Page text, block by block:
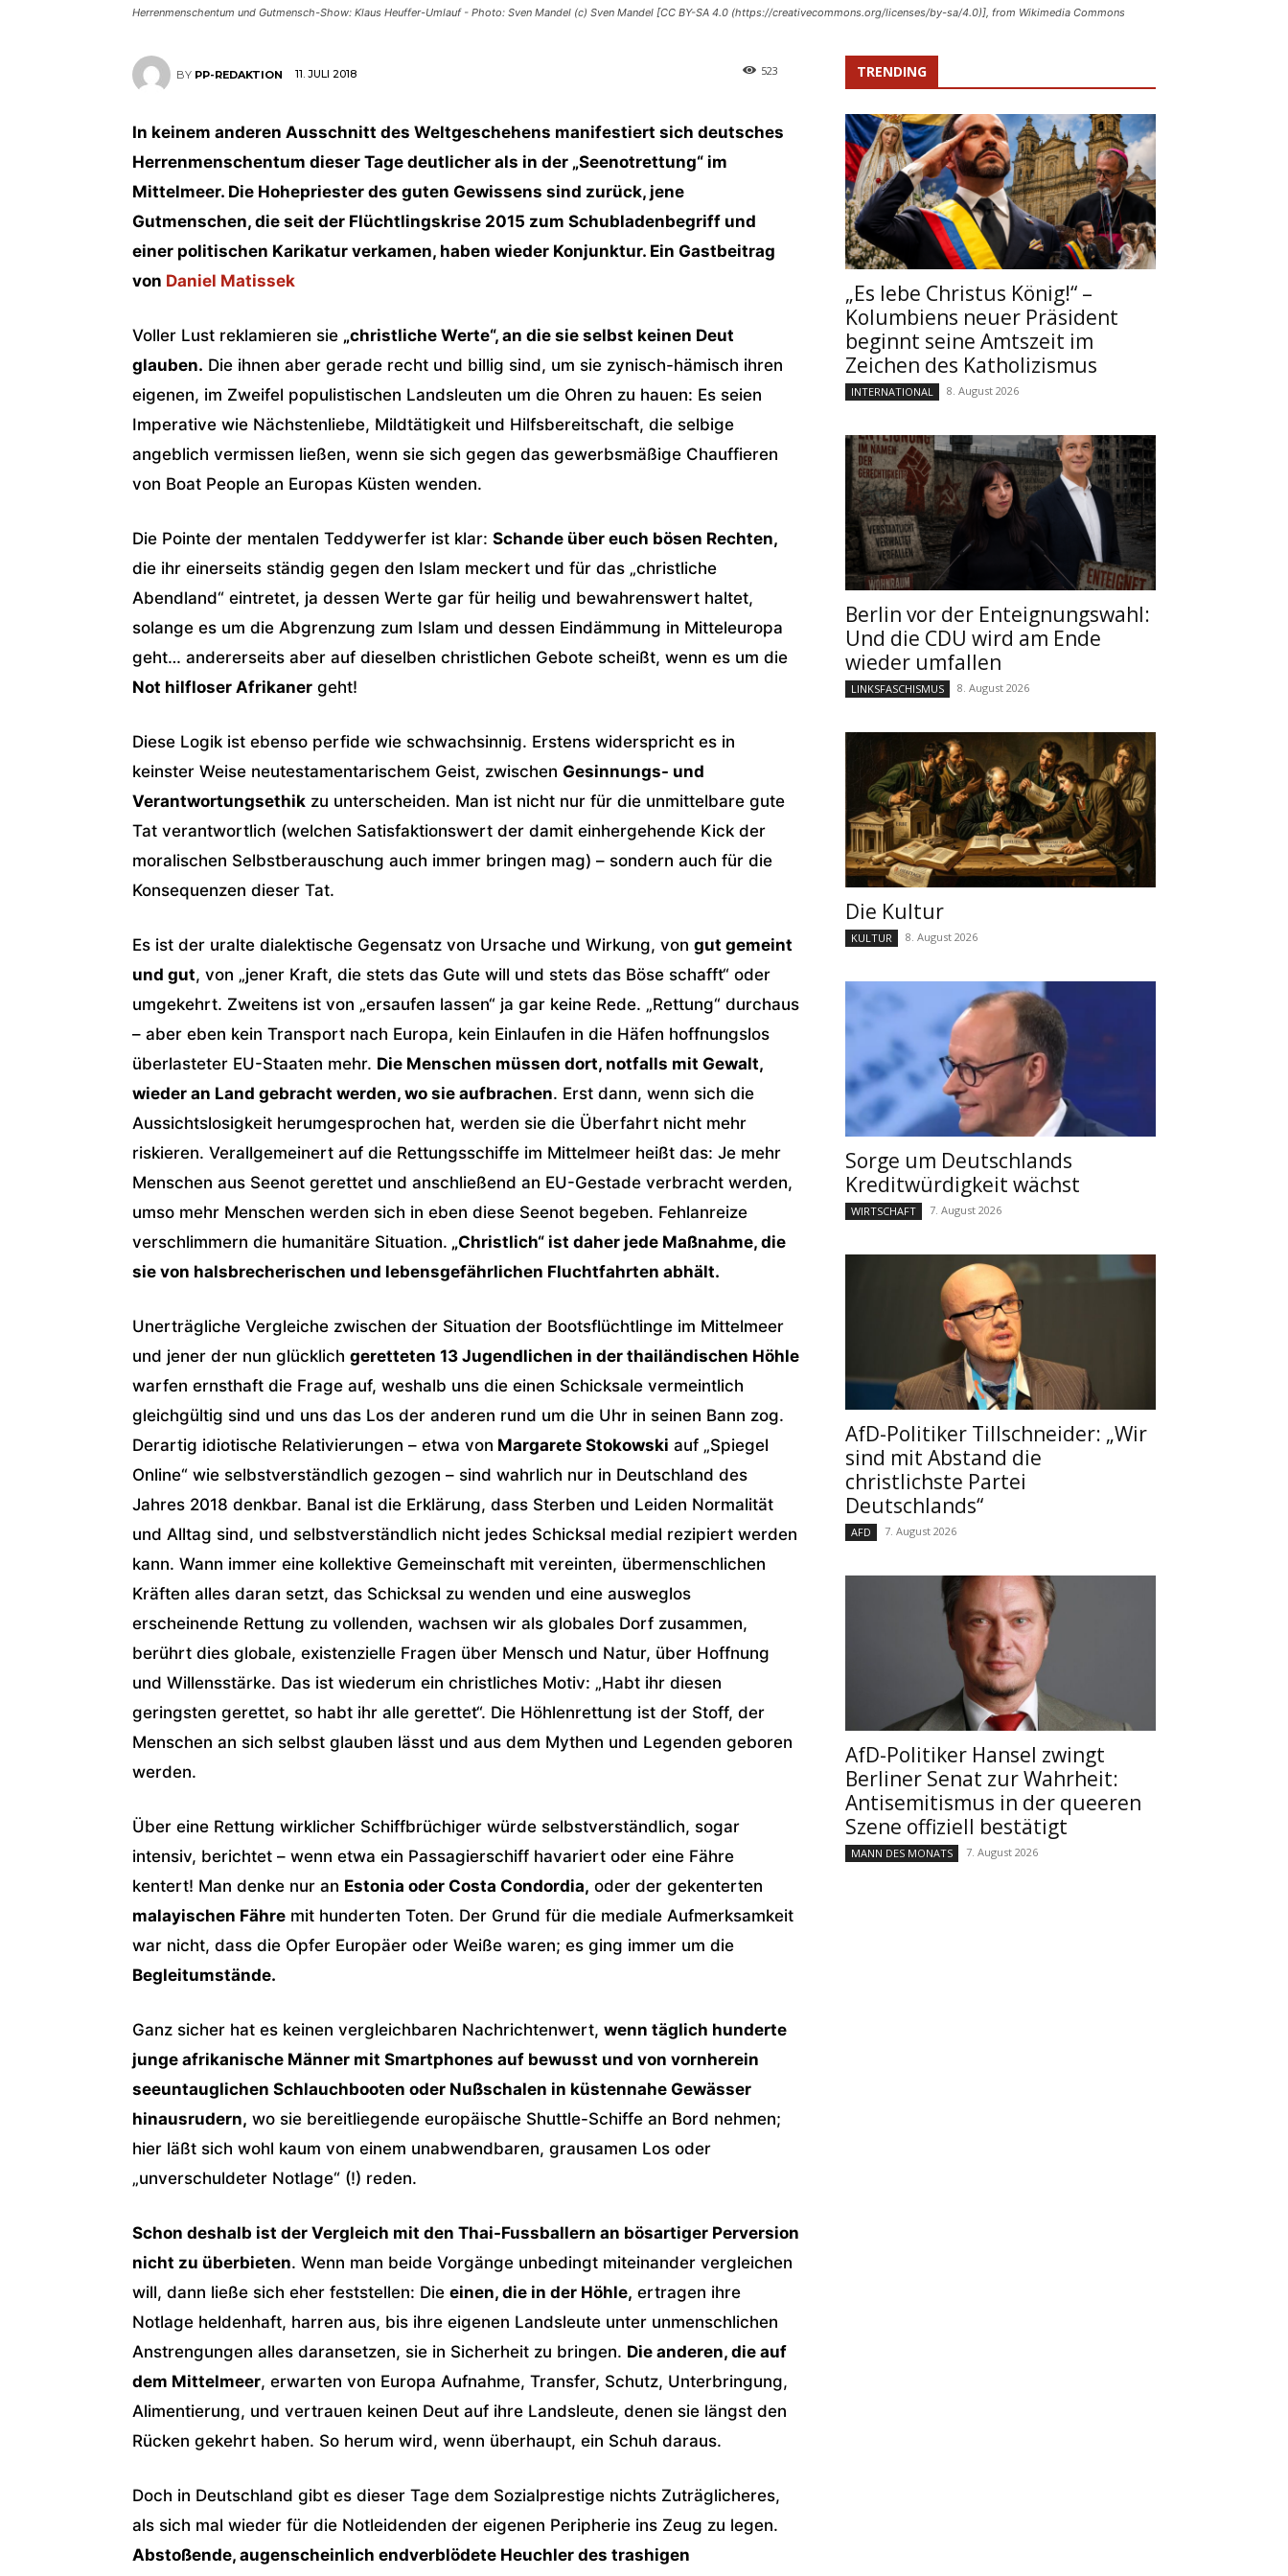
Herrenmenschentum und Gutmensch-Show: Klaus Heuffer-Umlauf - Photo: Sven Mandel (c) Sven Mandel [CC BY-SA 4.0 (https://creativecommons.org/licenses/by-sa/4.0)], from Wikimedia Commons
BY PP-REDAKTION 11. JULI 2018 523
In keinem anderen Ausschnitt des Weltgeschehens manifestiert sich deutsches
Herrenmenschentum dieser Tage deutlicher als in der „Seenotrettung“ im
Mittelmeer. Die Hohepriester des guten Gewissens sind zurück, jene
Gutmenschen, die seit der Flüchtlingskrise 2015 zum Schubladenbegriff und
einer politischen Karikatur verkamen, haben wieder Konjunktur. Ein Gastbeitrag
von Daniel Matissek
Voller Lust reklamieren sie „christliche Werte“, an die sie selbst keinen Deut
glauben. Die ihnen aber gerade recht und billig sind, um sie zynisch-hämisch ihren
eigenen, im Zweifel populistischen Landsleuten um die Ohren zu hauen: Es seien
Imperative wie Nächstenliebe, Mildtätigkeit und Hilfsbereitschaft, die selbige
angeblich vermissen ließen, wenn sie sich gegen das gewerbsmäßige Chauffieren
von Boat People an Europas Küsten wenden.
Die Pointe der mentalen Teddywerfer ist klar: Schande über euch bösen Rechten,
die ihr einerseits ständig gegen den Islam meckert und für das „christliche
Abendland“ eintretet, ja dessen Werte gar für heilig und bewahrenswert haltet,
solange es um die Abgrenzung zum Islam und dessen Eindämmung in Mitteleuropa
geht… andererseits aber auf dieselben christlichen Gebote scheißt, wenn es um die
Not hilfloser Afrikaner geht!
Diese Logik ist ebenso perfide wie schwachsinnig. Erstens widerspricht es in
keinster Weise neutestamentarischem Geist, zwischen Gesinnungs- und
Verantwortungsethik zu unterscheiden. Man ist nicht nur für die unmittelbare gute
Tat verantwortlich (welchen Satisfaktionswert der damit einhergehende Kick der
moralischen Selbstberauschung auch immer bringen mag) – sondern auch für die
Konsequenzen dieser Tat.
Es ist der uralte dialektische Gegensatz von Ursache und Wirkung, von gut gemeint
und gut, von „jener Kraft, die stets das Gute will und stets das Böse schafft“ oder
umgekehrt. Zweitens ist von „ersaufen lassen“ ja gar keine Rede. „Rettung“ durchaus
– aber eben kein Transport nach Europa, kein Einlaufen in die Häfen hoffnungslos
überlasteter EU-Staaten mehr. Die Menschen müssen dort, notfalls mit Gewalt,
wieder an Land gebracht werden, wo sie aufbrachen. Erst dann, wenn sich die
Aussichtslosigkeit herumgesprochen hat, werden sie die Überfahrt nicht mehr
riskieren. Verallgemeinert auf die Rettungsschiffe im Mittelmeer heißt das: Je mehr
Menschen aus Seenot gerettet und anschließend an EU-Gestade verbracht werden,
umso mehr Menschen werden sich in eben diese Seenot begeben. Fehlanreize
verschlimmern die humanitäre Situation. „Christlich“ ist daher jede Maßnahme, die
sie von halsbrecherischen und lebensgefährlichen Fluchtfahrten abhält.
Unerträgliche Vergleiche zwischen der Situation der Bootsflüchtlinge im Mittelmeer
und jener der nun glücklich geretteten 13 Jugendlichen in der thailändischen Höhle
warfen ernsthaft die Frage auf, weshalb uns die einen Schicksale vermeintlich
gleichgültig sind und uns das Los der anderen rund um die Uhr in seinen Bann zog.
Derartig idiotische Relativierungen – etwa von Margarete Stokowski auf „Spiegel
Online“ wie selbstverständlich gezogen – sind wahrlich nur in Deutschland des
Jahres 2018 denkbar. Banal ist die Erklärung, dass Sterben und Leiden Normalität
und Alltag sind, und selbstverständlich nicht jedes Schicksal medial rezipiert werden
kann. Wann immer eine kollektive Gemeinschaft mit vereinten, übermenschlichen
Kräften alles daran setzt, das Schicksal zu wenden und eine ausweglos
erscheinende Rettung zu vollenden, wachsen wir als globales Dorf zusammen,
berührt dies globale, existenzielle Fragen über Mensch und Natur, über Hoffnung
und Willensstärke. Das ist wiederum ein christliches Motiv: „Habt ihr diesen
geringsten gerettet, so habt ihr alle gerettet“. Die Höhlenrettung ist der Stoff, der
Menschen an sich selbst glauben lässt und aus dem Mythen und Legenden geboren
werden.
Über eine Rettung wirklicher Schiffbrüchiger würde selbstverständlich, sogar
intensiv, berichtet – wenn etwa ein Passagierschiff havariert oder eine Fähre
kentert! Man denke nur an Estonia oder Costa Condordia, oder der gekenterten
malayischen Fähre mit hunderten Toten. Der Grund für die mediale Aufmerksamkeit
war nicht, dass die Opfer Europäer oder Weiße waren; es ging immer um die
Begleitumstände.
Ganz sicher hat es keinen vergleichbaren Nachrichtenwert, wenn täglich hunderte
junge afrikanische Männer mit Smartphones auf bewusst und von vornherein
seeuntauglichen Schlauchbooten oder Nußschalen in küstennahe Gewässer
hinausrudern, wo sie bereitliegende europäische Shuttle-Schiffe an Bord nehmen;
hier läßt sich wohl kaum von einem unabwendbaren, grausamen Los oder
„unverschuldeter Notlage“ (!) reden.
Schon deshalb ist der Vergleich mit den Thai-Fussballern an bösartiger Perversion
nicht zu überbieten. Wenn man beide Vorgänge unbedingt miteinander vergleichen
will, dann ließe sich eher feststellen: Die einen, die in der Höhle, ertragen ihre
Notlage heldenhaft, harren aus, bis ihre eigenen Landsleute unter unmenschlichen
Anstrengungen alles daransetzen, sie in Sicherheit zu bringen. Die anderen, die auf
dem Mittelmeer, erwarten von Europa Aufnahme, Transfer, Schutz, Unterbringung,
Alimentierung, und vertrauen keinen Deut auf ihre Landsleute, denen sie längst den
Rücken gekehrt haben. So herum wird, wenn überhaupt, ein Schuh daraus.
Doch in Deutschland gibt es dieser Tage dem Sozialprestige nichts Zuträglicheres,
als sich mal wieder für die Notleidenden der eigenen Peripherie ins Zeug zu legen.
Abstoßende, augenscheinlich endverblödete Heuchler des trashigen
TRENDING
„Es lebe Christus König!“ –
Kolumbiens neuer Präsident
beginnt seine Amtszeit im
Zeichen des Katholizismus
INTERNATIONAL 8. August 2026
Berlin vor der Enteignungswahl:
Und die CDU wird am Ende
wieder umfallen
LINKSFASCHISMUS 8. August 2026
Die Kultur
KULTUR 8. August 2026
Sorge um Deutschlands
Kreditwürdigkeit wächst
WIRTSCHAFT 7. August 2026
AfD-Politiker Tillschneider: „Wir
sind mit Abstand die
christlichste Partei
Deutschlands“
AFD 7. August 2026
AfD-Politiker Hansel zwingt
Berliner Senat zur Wahrheit:
Antisemitismus in der queeren
Szene offiziell bestätigt
MANN DES MONATS 7. August 2026